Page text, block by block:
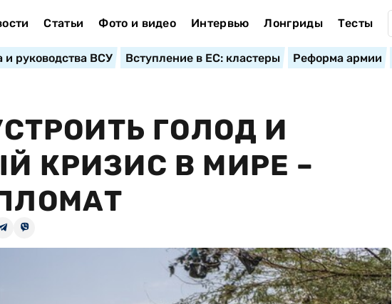
Статьи Фото и видео Интервью Лонгриды Тесты
и руководства ВСУ Вступление в ЕС: кластеры Реформа армии
ГОЛОД И
КРИЗИС В МИРЕ –